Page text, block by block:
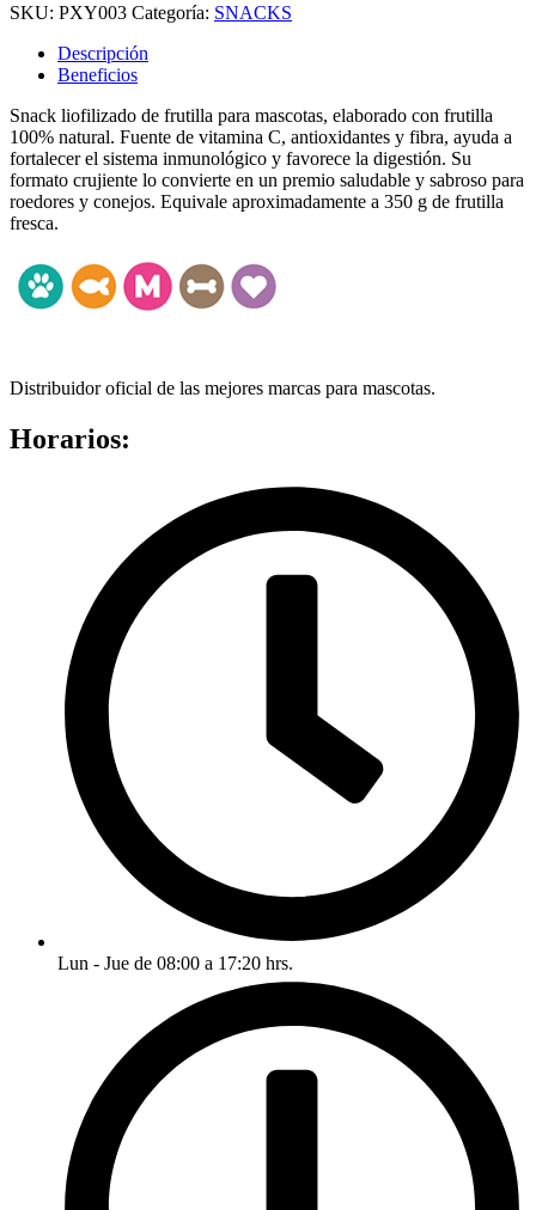
SKU: PXY003 Categoría: SNACKS
Descripción
Beneficios
Snack liofilizado de frutilla para mascotas, elaborado con frutilla
100% natural. Fuente de vitamina C, antioxidantes y fibra, ayuda a
fortalecer el sistema inmunológico y favorece la digestión. Su
formato crujiente lo convierte en un premio saludable y sabroso para
roedores y conejos. Equivale aproximadamente a 350 g de frutilla
fresca.
Distribuidor oficial de las mejores marcas para mascotas.
Horarios:
Lun - Jue de 08:00 a 17:20 hrs.